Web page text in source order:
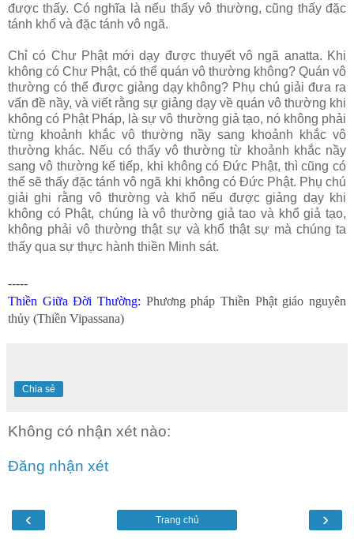
được thấy. Có nghĩa là nếu thấy vô thường, cũng thấy đặc
tánh khổ và đặc tánh vô ngã.
Chỉ có Chư Phật mới dạy được thuyết vô ngã anatta. Khi
không có Chư Phật, có thể quán vô thường không? Quán vô
thường có thể được giảng dạy không? Phụ chú giải đưa ra
vấn đề nầy, và viết rằng sự giảng dạy về quán vô thường khi
không có Phật Pháp, là sự vô thường giả tạo, nó không phải
từng khoảnh khắc vô thường nầy sang khoảnh khắc vô
thường khác. Nếu có thấy vô thường từ khoảnh khắc nầy
sang vô thường kế tiếp, khi không có Đức Phật, thì cũng có
thể sẽ thấy đặc tánh vô ngã khi không có Đức Phật. Phụ chú
giải ghi rằng vô thường và khổ nếu được giảng dạy khi
không có Phật, chúng là vô thường giả tao và khổ giả tạo,
không phải vô thường thật sự và khổ thật sự mà chúng ta
thấy qua sự thực hành thiền Minh sát.
-----
Thiền Giữa Đời Thường: Phương pháp Thiền Phật giáo nguyên
thủy (Thiền Vipassana)
Chia sẻ
Không có nhận xét nào:
Đăng nhận xét
‹ ›
Trang chủ